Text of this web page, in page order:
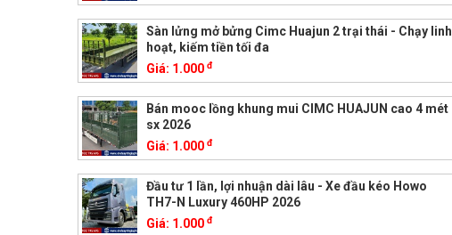
Sàn lửng mở bửng Cimc Huajun 2 trại thái - Chạy linh
hoạt, kiếm tiền tối đa
Giá: 1.000 đ
Bán mooc lồng khung mui CIMC HUAJUN cao 4 mét
sx 2026
Giá: 1.000 đ
Đầu tư 1 lần, lợi nhuận dài lâu - Xe đầu kéo Howo
TH7-N Luxury 460HP 2026
Giá: 1.000 đ